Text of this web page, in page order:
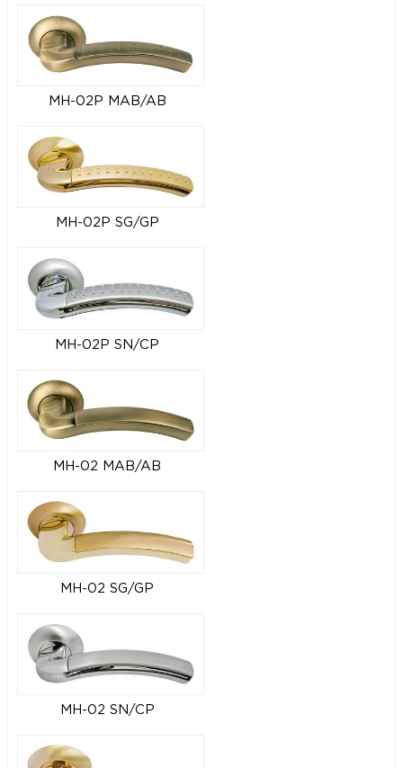
MH-02P MAB/AB
MH-02P SG/GP
MH-02P SN/CP
MH-02 MAB/AB
MH-02 SG/GP
MH-02 SN/CP